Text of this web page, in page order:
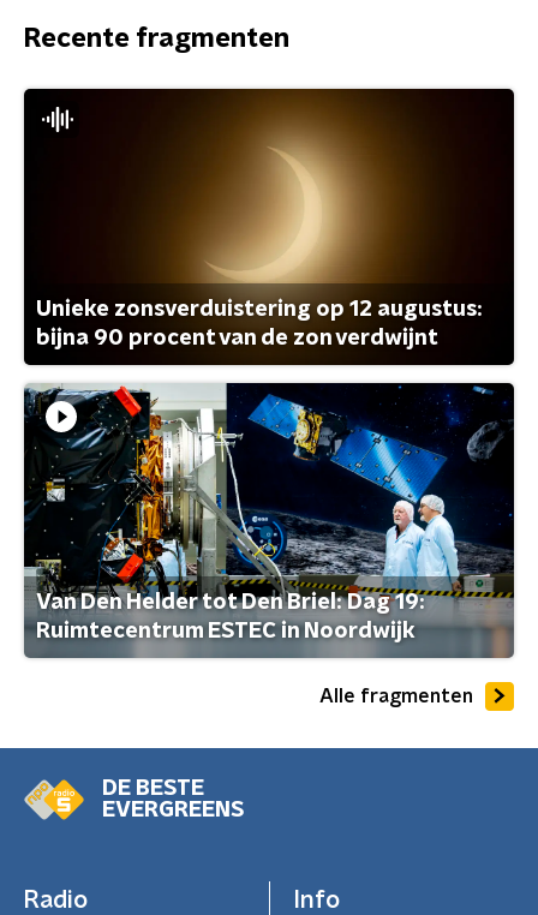
Recente fragmenten
Unieke zonsverduistering op 12 augustus:
bijna 90 procent van de zon verdwijnt
Van Den Helder tot Den Briel: Dag 19:
Ruimtecentrum ESTEC in Noordwijk
Alle fragmenten
DE BESTE
EVERGREENS
Radio Info